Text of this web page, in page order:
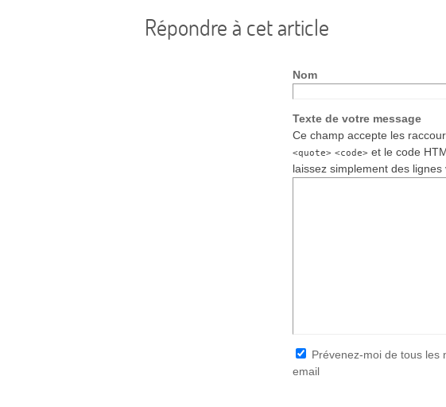
Répondre à cet article
Nom
Texte de votre message
Ce champ accepte les
<quote> <code> et le code
laissez simplement des lignes
Prévenez-moi de tous les
email